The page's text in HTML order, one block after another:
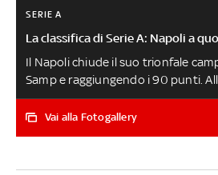
SERIE A
La classifica di Serie A: Napoli a
Il Napoli chiude il suo trionfale
Samp e raggiungendo i 90 punti.
seconda dopo la vittoria di Empoli,
successo sul campo del Torino.
terza retrocessa tra Verona e
Vai alla Fotogallery